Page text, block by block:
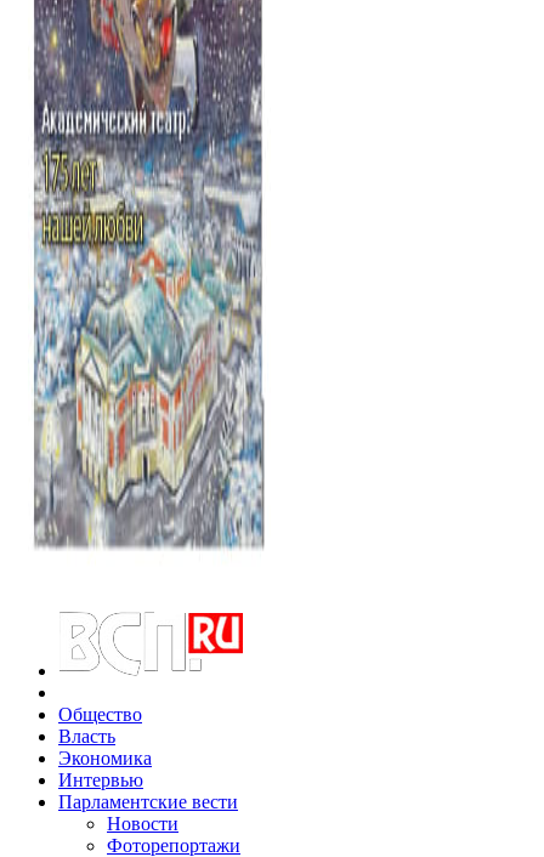
Общество
Власть
Экономика
Интервью
Парламентские вести
Новости
Фоторепортажи